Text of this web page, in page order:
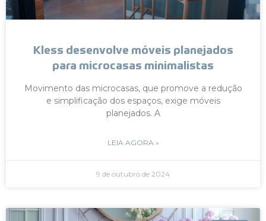
Kless desenvolve móveis planejados
para microcasas minimalistas
Movimento das microcasas, que promove a redução
e simplificação dos espaços, exige móveis
planejados. A
LEIA AGORA »
9 de outubro de 2024